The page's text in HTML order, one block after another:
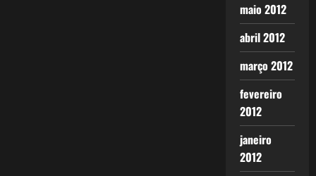
maio 2012
abril 2012
março 2012
fevereiro
2012
janeiro
2012